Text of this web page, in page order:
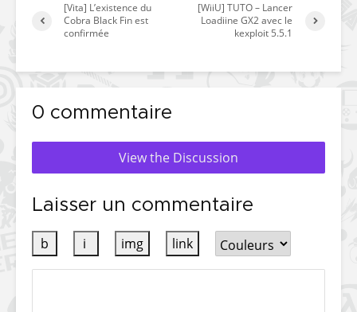
[Vita] L’existence du
Cobra Black Fin est
confirmée
[WiiU] TUTO – Lancer
Loadiine GX2 avec le
kexploit 5.5.1
0 commentaire
View the Discussion
Laisser un commentaire